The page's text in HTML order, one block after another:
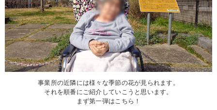
事業所の近隣には様々な季節の花が見られます。
それを順番にご紹介していこうと思います。
まず第一弾はこちら！